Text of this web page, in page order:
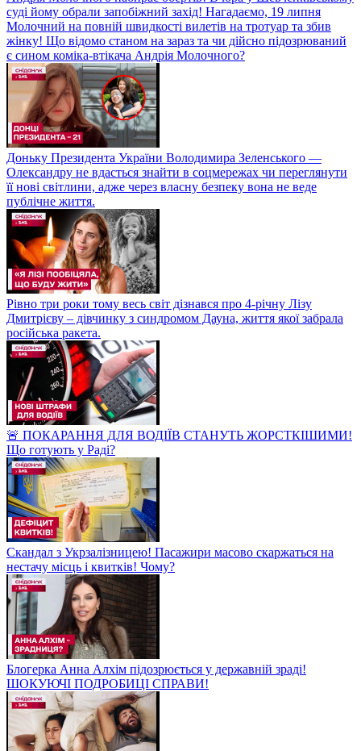
суді йому обрали запобіжний захід! Нагадаємо, 19 липня
Молочний на повній швидкості вилетів на тротуар та збив
жінку! Що відомо станом на зараз та чи дійсно підозрюваний
є сином коміка-втікача Андрія Молочного?
Доньку Президента України Володимира Зеленського —
Олександру не вдасться знайти в соцмережах чи переглянути
її нові світлини, адже через власну безпеку вона не веде
публічне життя.
Рівно три роки тому весь світ дізнався про 4-річну Лізу
Дмитрієву – дівчинку з синдромом Дауна, життя якої забрала
російська ракета.
🚨 ПОКАРАННЯ ДЛЯ ВОДІЇВ СТАНУТЬ ЖОРСТКІШИМИ!
Що готують у Раді?
Скандал з Укрзалізницею! Пасажири масово скаржаться на
нестачу місць і квитків! Чому?
Блогерка Анна Алхім підозрюється у державній зраді!
ШОКУЮЧІ ПОДРОБИЦІ СПРАВИ!